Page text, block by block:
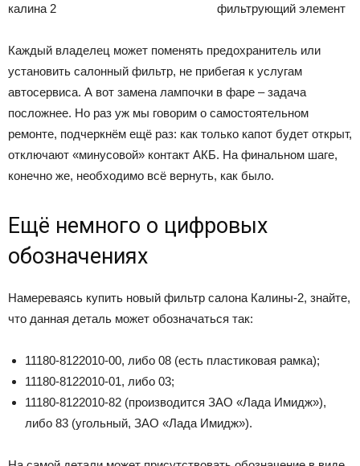
фильтрующий элемент
Каждый владелец может поменять предохранитель или
установить салонный фильтр, не прибегая к услугам
автосервиса. А вот замена лампочки в фаре – задача
посложнее. Но раз уж мы говорим о самостоятельном
ремонте, подчеркнём ещё раз: как только капот будет открыт,
отключают «минусовой» контакт АКБ. На финальном шаге,
конечно же, необходимо всё вернуть, как было.
Ещё немного о цифровых
обозначениях
Намереваясь купить новый фильтр салона Калины-2, знайте,
что данная деталь может обозначаться так:
11180-8122010-00, либо 08 (есть пластиковая рамка);
11180-8122010-01, либо 03;
11180-8122010-82 (производится ЗАО «Лада Имидж»),
либо 83 (угольный, ЗАО «Лада Имидж»).